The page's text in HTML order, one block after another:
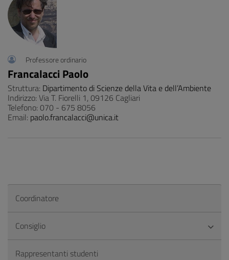
Professore ordinario
Francalacci Paolo
Struttura: Dipartimento di Scienze della Vita e dell’Ambiente
Indirizzo: Via T. Fiorelli 1, 09126 Cagliari
Telefono: 070 - 675 8056
Email: paolo.francalacci@unica.it
Coordinatore
Consiglio
Rappresentanti studenti